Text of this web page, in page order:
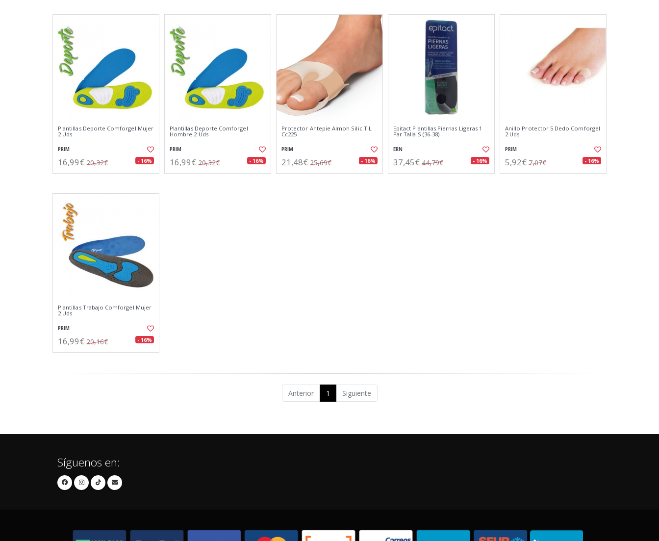
Plantillas Deporte Comforgel Mujer
2 Uds
PRIM
16,99€ 20,32€ - 16%
Plantillas Deporte Comforgel
Hombre 2 Uds
PRIM
16,99€ 20,32€ - 16%
Protector Antepie Almoh Silic T L
Cc225
PRIM
21,48€ 25,69€ - 16%
Epitact Plantillas Piernas Ligeras 1
Par Talla S (36-38)
ERN
37,45€ 44,79€ - 16%
Anillo Protector 5 Dedo Comforgel
2 Uds
PRIM
5,92€ 7,07€ - 16%
Plantillas Trabajo Comforgel Mujer
2 Uds
PRIM
16,99€ 20,16€ - 16%
Anterior 1 Siguiente
Síguenos en: